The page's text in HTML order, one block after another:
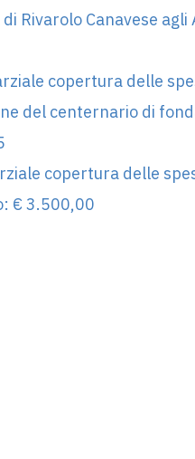
Rivarolo Canavese agli
copertura delle
del centernario di
copertura delle
€ 3.500,00